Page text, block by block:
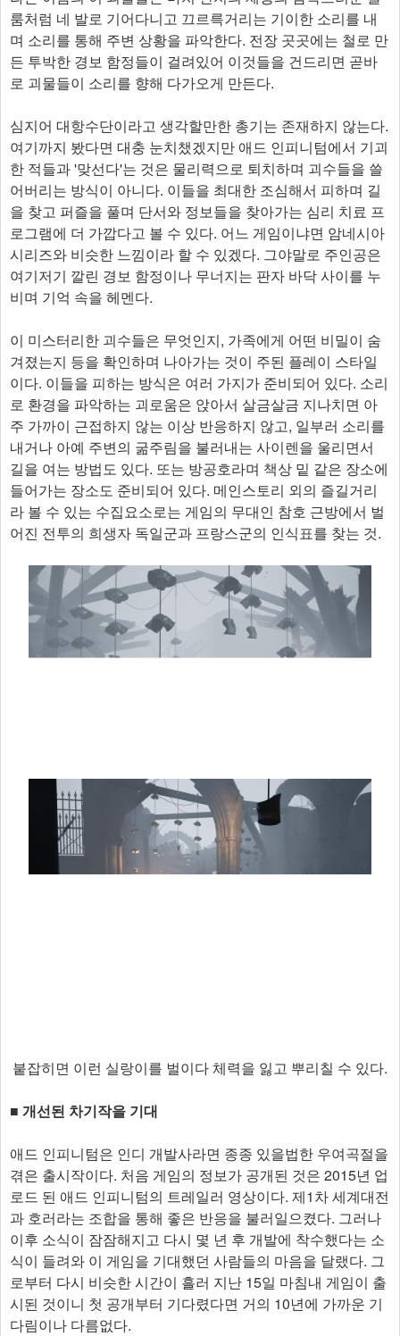
룸처럼 네 발로 기어다니고 끄르륵거리는 기이한 소리를 내
며 소리를 통해 주변 상황을 파악한다. 전장 곳곳에는 철로 만
든 투박한 경보 함정들이 걸려있어 이것들을 건드리면 곧바
로 괴물들이 소리를 향해 다가오게 만든다.
심지어 대항수단이라고 생각할만한 총기는 존재하지 않는다.
여기까지 봤다면 대충 눈치챘겠지만 애드 인피니텀에서 기괴
한 적들과 '맞선다'는 것은 물리력으로 퇴치하며 괴수들을 쓸
어버리는 방식이 아니다. 이들을 최대한 조심해서 피하며 길
을 찾고 퍼즐을 풀며 단서와 정보들을 찾아가는 심리 치료 프
로그램에 더 가깝다고 볼 수 있다. 어느 게임이냐면 암네시아
시리즈와 비슷한 느낌이라 할 수 있겠다. 그야말로 주인공은
여기저기 깔린 경보 함정이나 무너지는 판자 바닥 사이를 누
비며 기억 속을 헤멘다.
이 미스터리한 괴수들은 무엇인지, 가족에게 어떤 비밀이 숨
겨졌는지 등을 확인하며 나아가는 것이 주된 플레이 스타일
이다. 이들을 피하는 방식은 여러 가지가 준비되어 있다. 소리
로 환경을 파악하는 괴로움은 앉아서 살금살금 지나치면 아
주 가까이 근접하지 않는 이상 반응하지 않고, 일부러 소리를
내거나 아예 주변의 굶주림을 불러내는 사이렌을 울리면서
길을 여는 방법도 있다. 또는 방공호라며 책상 밑 같은 장소에
들어가는 장소도 준비되어 있다. 메인스토리 외의 즐길거리
라 볼 수 있는 수집요소로는 게임의 무대인 참호 근방에서 벌
어진 전투의 희생자 독일군과 프랑스군의 인식표를 찾는 것.
붙잡히면 이런 실랑이를 벌이다 체력을 잃고 뿌리칠 수 있다.
■ 개선된 차기작을 기대
애드 인피니텀은 인디 개발사라면 종종 있을법한 우여곡절을
겪은 출시작이다. 처음 게임의 정보가 공개된 것은 2015년 업
로드 된 애드 인피니텀의 트레일러 영상이다. 제1차 세계대전
과 호러라는 조합을 통해 좋은 반응을 불러일으켰다. 그러나
이후 소식이 잠잠해지고 다시 몇 년 후 개발에 착수했다는 소
식이 들려와 이 게임을 기대했던 사람들의 마음을 달랬다. 그
로부터 다시 비슷한 시간이 흘러 지난 15일 마침내 게임이 출
시된 것이니 첫 공개부터 기다렸다면 거의 10년에 가까운 기
다림이나 다름없다.